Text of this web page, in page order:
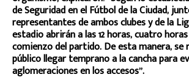
de Seguridad en el Fútbol de la Ciudad,
representantes de ambos clubes y de la
estadio abrirán a las 12 horas, cuatro
comienzo del partido. De esta manera, se
público llegar temprano a la cancha para
aglomeraciones en los accesos”.